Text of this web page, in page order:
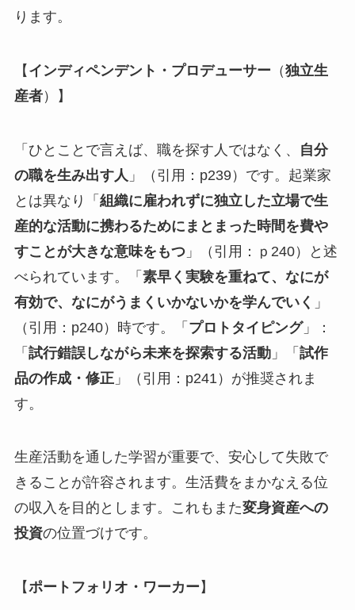
ります。
【 インディペンデント・プロデューサー （独立生
産者）】
「ひとことで言えば、職を探す人ではなく、
自分
の職を生み出す人 」（引用：p239）です。起業家
とは異なり「 組織に雇われずに独立した立場で生
産的な活動に携わるためにまとまった時間を費や
すことが大きな意味をもつ」（引用：ｐ240）と述
べられています。「 素早く実験を重ねて、なにが
有効で、なにがうまくいかないかを学んでいく 」
（引用：p240）時です。「 プロトタイピング」：
「 試行錯誤しながら未来を探索する活動」「 試作
品の作成・修正」（引用：p241）が推奨されま
す。
生産活動を通した学習が重要で、安心して失敗で
きることが許容されます。生活費をまかなえる位
の収入を目的とします。これもまた変身資産への
投資の位置づけです。
【ポートフォリオ・ワーカー 】